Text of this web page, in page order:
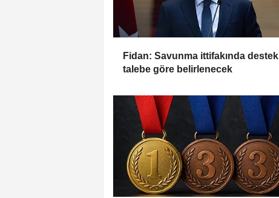
Fidan: Savunma ittifakında destek
talebe göre belirlenecek